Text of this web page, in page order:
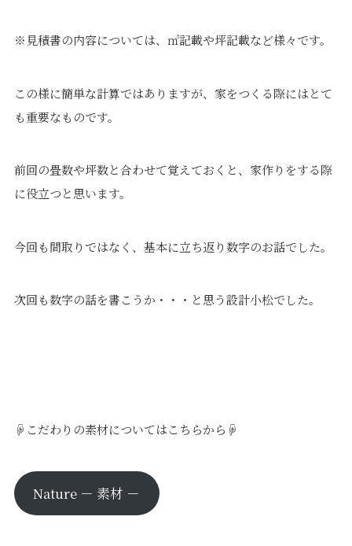
※見積書の内容については、㎡記載や坪記載など様々です。
この様に簡単な計算ではありますが、家をつくる際にはとて
も重要なものです。
前回の畳数や坪数と合わせて覚えておくと、家作りをする際
に役立つと思います。
今回も間取りではなく、基本に立ち返り数字のお話でした。
次回も数字の話を書こうか・・・と思う設計小松でした。
☟こだわりの素材についてはこちらから☟
Nature － 素材 －